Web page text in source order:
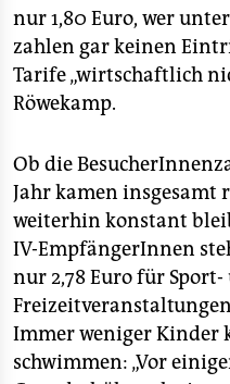
nur 1,80 Euro, wer
zahlen gar keinen
Tarife „wirtschaftlich
Röwekamp.
Ob die
Jahr kamen insgesamt
weiterhin konstant
IV-EmpfängerInnen
nur 2,78 Euro für
Immer weniger Kinder
schwimmen: „Vor